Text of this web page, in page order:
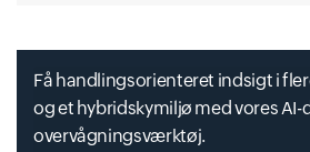
Cloud Healthcare Api
Få handlingsorienteret indsigt i
og et hybridskymiljø med vores AI-
overvågningsværktøj.